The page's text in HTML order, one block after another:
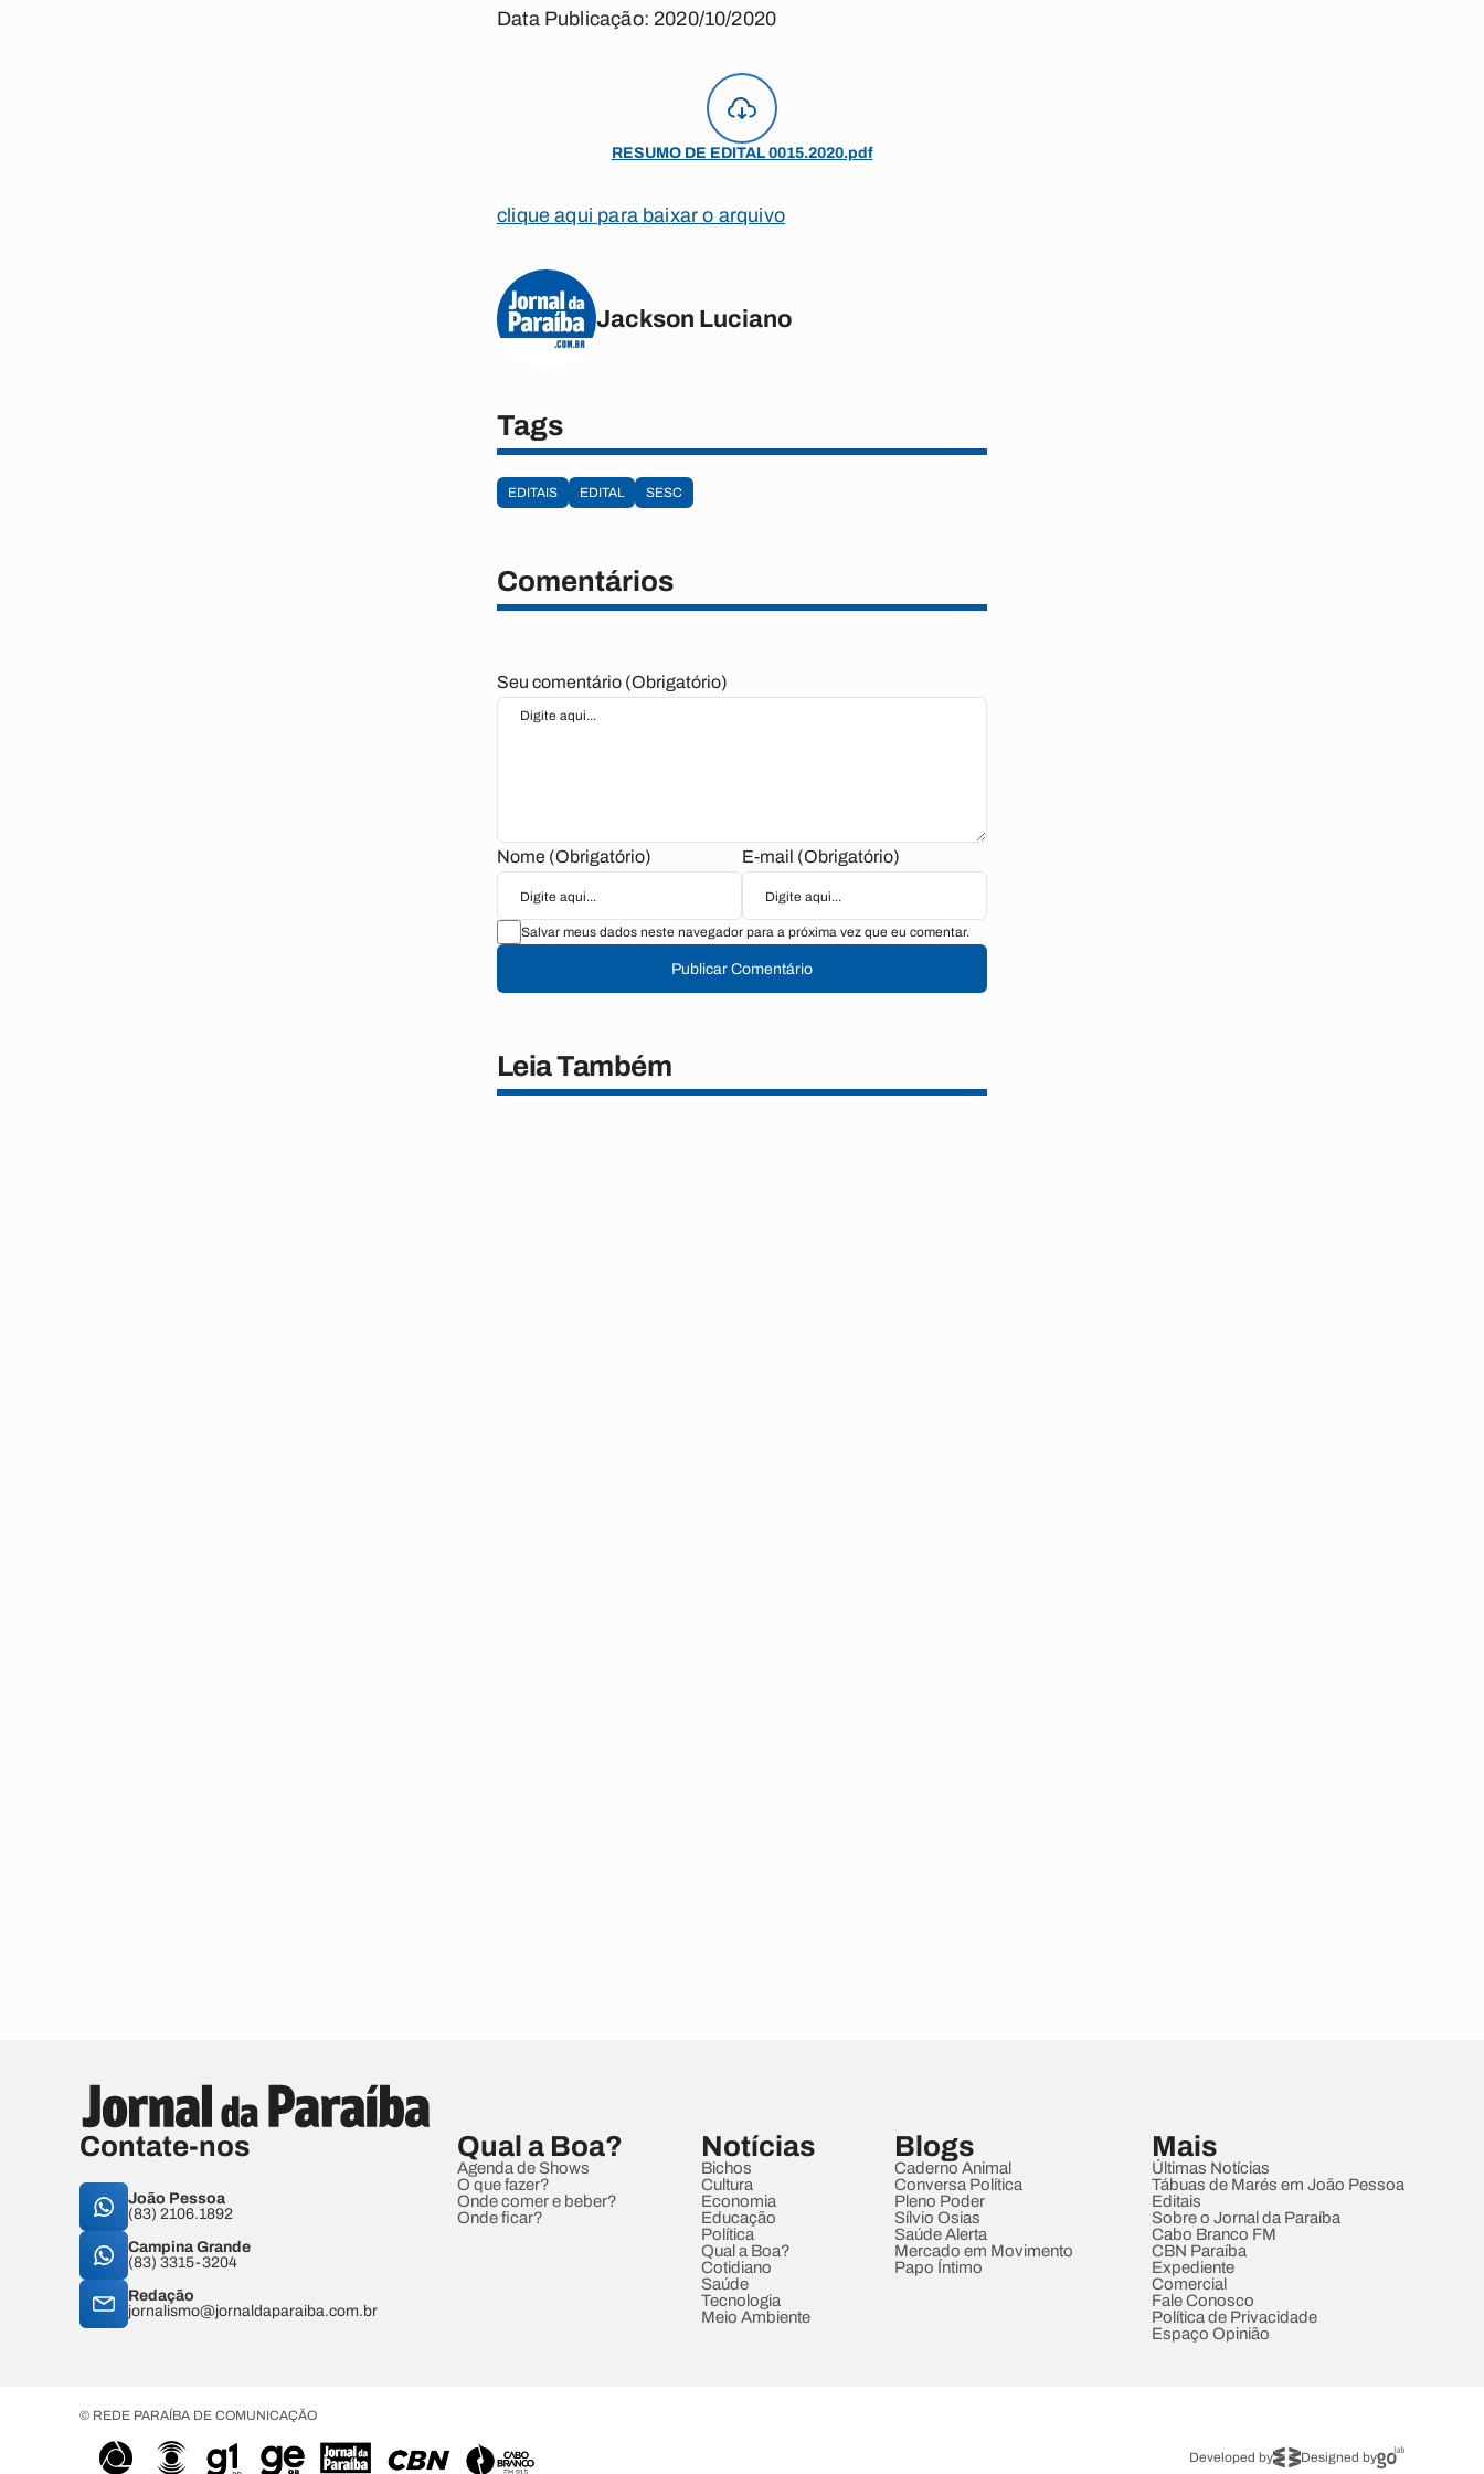
Data Publicação: 2020/10/2020
RESUMO DE EDITAL 0015.2020.pdf
clique aqui para baixar o arquivo
Jackson Luciano
Tags
EDITAIS EDITAL SESC
Comentários
Seu comentário (Obrigatório)
Nome (Obrigatório) E-mail (Obrigatório)
Salvar meus dados neste navegador para a próxima vez que eu comentar.
Publicar Comentário
Leia Também
Contate-nos
João Pessoa
(83) 2106.1892
Campina Grande
(83) 3315-3204
Redação
jornalismo@jornaldaparaiba.com.br
Qual a Boa?
Agenda de Shows
O que fazer?
Onde comer e beber?
Onde ficar?
Notícias
Bichos
Cultura
Economia
Educação
Política
Qual a Boa?
Cotidiano
Saúde
Tecnologia
Meio Ambiente
Blogs
Caderno Animal
Conversa Política
Pleno Poder
Sílvio Osias
Saúde Alerta
Mercado em Movimento
Papo Íntimo
Mais
Últimas Notícias
Tábuas de Marés em João Pessoa
Editais
Sobre o Jornal da Paraíba
Cabo Branco FM
CBN Paraíba
Expediente
Comercial
Fale Conosco
Política de Privacidade
Espaço Opinião
© REDE PARAÍBA DE COMUNICAÇÃO
Developed by Designed by